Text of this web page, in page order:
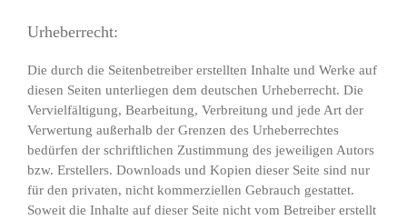
Urheberrecht:
Die durch die Seitenbetreiber erstellten Inhalte und Werke auf
diesen Seiten unterliegen dem deutschen Urheberrecht. Die
Vervielfältigung, Bearbeitung, Verbreitung und jede Art der
Verwertung außerhalb der Grenzen des Urheberrechtes
bedürfen der schriftlichen Zustimmung des jeweiligen Autors
bzw. Erstellers. Downloads und Kopien dieser Seite sind nur
für den privaten, nicht kommerziellen Gebrauch gestattet.
Soweit die Inhalte auf dieser Seite nicht vom Betreiber erstellt